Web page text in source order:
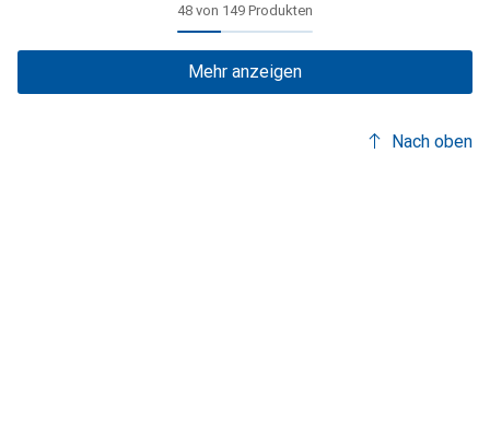
48 von 149 Produkten
Mehr anzeigen
Nach oben